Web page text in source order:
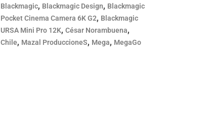
Blackmagic, Blackmagic Design, Blackmagic
Pocket Cinema Camera 6K G2, Blackmagic
URSA Mini Pro 12K,César Norambuena,
Chile, Mazal ProduccioneS, Mega, MegaGo